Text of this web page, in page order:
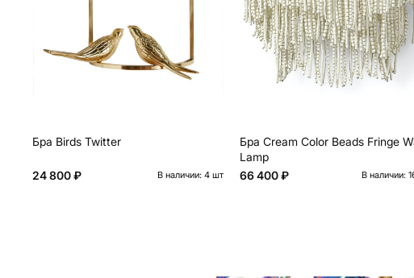
Бра Birds Twitter
24 800 ₽ В наличии: 4 шт
Бра Cream Color Beads Fringe
Lamp
66 400 ₽
В наличии: